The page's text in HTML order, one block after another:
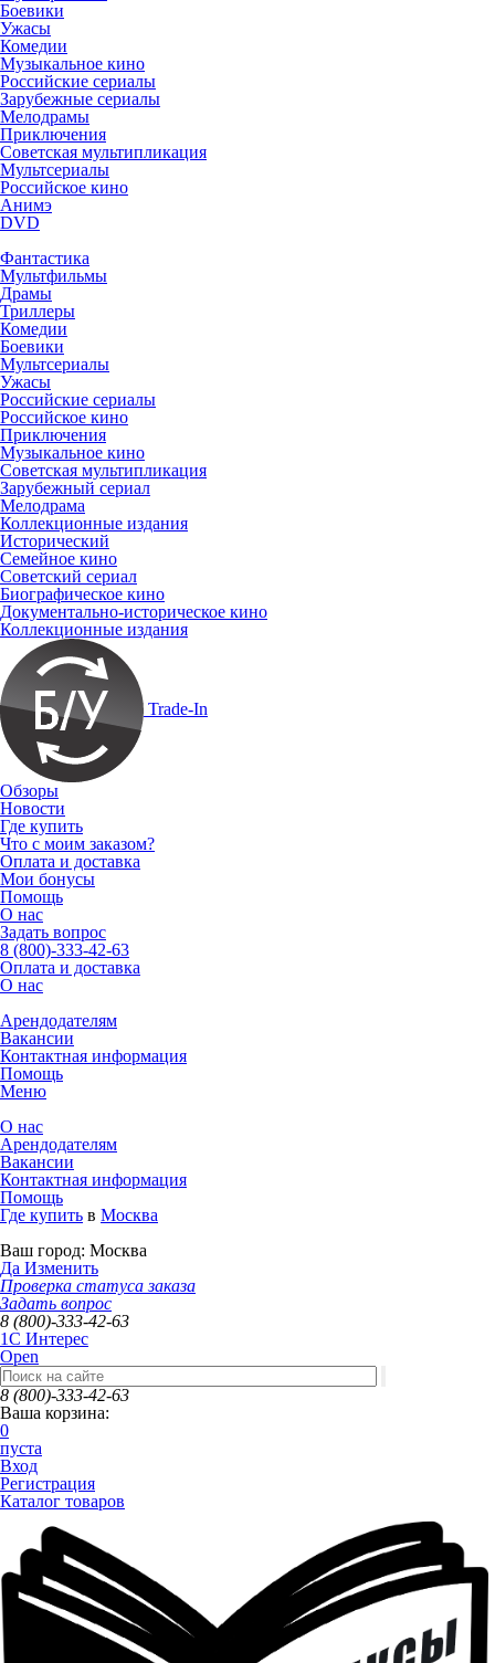
Боевики
Ужасы
Комедии
Музыкальное кино
Российские сериалы
Зарубежные сериалы
Мелодрамы
Приключения
Советская мультипликация
Мультсериалы
Российское кино
Анимэ
DVD
Фантастика
Мультфильмы
Драмы
Триллеры
Комедии
Боевики
Мультсериалы
Ужасы
Российские сериалы
Российское кино
Приключения
Музыкальное кино
Советская мультипликация
Зарубежный сериал
Мелодрама
Коллекционные издания
Исторический
Семейное кино
Советский сериал
Биографическое кино
Документально-историческое кино
Коллекционные издания
Trade-In
Обзоры
Новости
Где купить
Что с моим заказом?
Оплата и доставка
Мои бонусы
Помощь
О нас
Задать вопрос
8 (800)-333-42-63
Оплата и доставка
О нас
Арендодателям
Вакансии
Контактная информация
Помощь
Меню
О нас
Арендодателям
Вакансии
Контактная информация
Помощь
Где купить в Москва
Ваш город: Москва
Да Изменить
Проверка статуса заказа
Задать вопрос
8 (800)-333-42-63
1C Интерес
Open
8 (800)-333-42-63
Ваша корзина:
0
пуста
Вход
Регистрация
Каталог товаров